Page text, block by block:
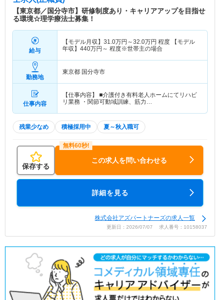
【東京都／国分寺市】研修制度あり・キャリアアップを目指せ
る環境☆理学療法士募集！
給与
【モデル月収】 31.0万円～32.0万円 程度 【モデル
年収】 440万円～ 程度※世帯主の場合
勤務地
東京都 国分寺市
仕事内容
【仕事内容】 ■介護付き有料老人ホームにてリハビ
リ業務 ・関節可動域訓練、筋力…
残業少なめ 積極採用中 夏～秋入職可
保存する
この求人を問い合わせる
詳細を見る
株式会社アズパートナーズの求人一覧
更新日：2026/07/07 求人番号：10158037